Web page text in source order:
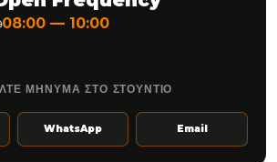
08:00 — 10:00
ΜΗΝΥΜΑ ΣΤΟ ΣΤΟΥΝΤΙΟ
WhatsApp Email